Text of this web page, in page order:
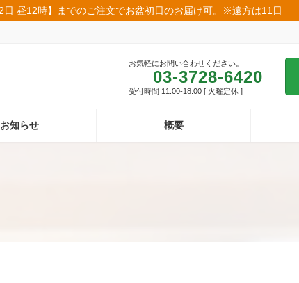
昼12時】までのご注文でお盆初日のお届け可。※遠方は11日
お気軽にお問い合わせください。
03-3728-6420
受付時間 11:00-18:00 [ 火曜定休 ]
お知らせ 概要